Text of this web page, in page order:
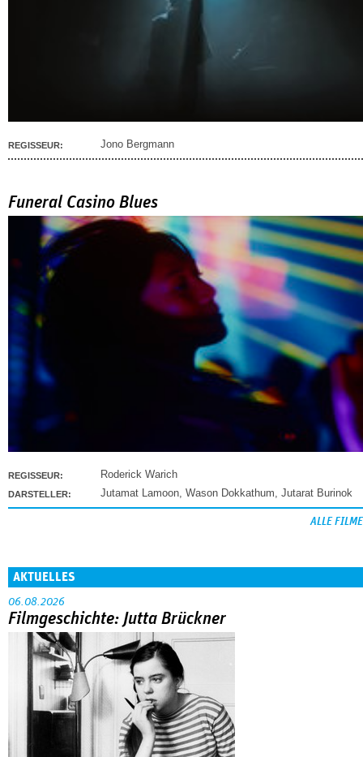
REGISSEUR: Jono Bergmann
Funeral Casino Blues
REGISSEUR: Roderick Warich
DARSTELLER: Jutamat Lamoon, Wason Dokkathum, Jutarat Burinok
ALLE FILME
AKTUELLES
06.08.2026
Filmgeschichte: Jutta Brückner